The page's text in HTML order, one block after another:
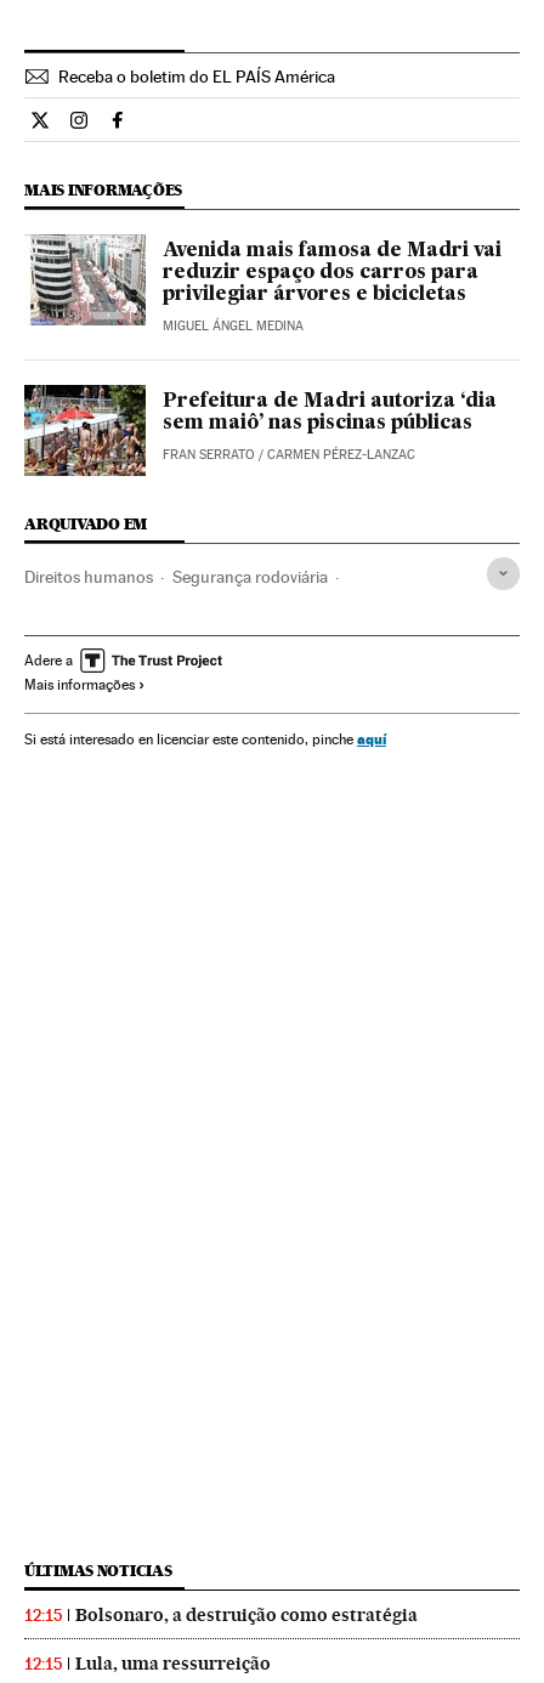
Receba o boletim do EL PAÍS América
Internacional El País Brasil en Twitter
Internacional El País Brasil en Instagram
Internacional El País Brasil en Facebook
MAIS INFORMAÇÕES
Avenida mais famosa de Madri vai
reduzir espaço dos carros para
privilegiar árvores e bicicletas
MIGUEL ÁNGEL MEDINA
Prefeitura de Madri autoriza ‘dia
sem maiô’ nas piscinas públicas
FRAN SERRATO / CARMEN PÉREZ-LANZAC
ARQUIVADO EM
Direitos humanos Segurança rodoviária
Transporte Espanha Sociedade
Orgulho LGBT
Sinais trânsito Lgtbi Direitos civis Ativismo
Adere a
Mais informações
Si está interesado en licenciar este contenido, pinche aquí
ÚLTIMAS NOTICIAS
12:15 Bolsonaro, a destruição como estratégia
12:15 Lula, uma ressurreição